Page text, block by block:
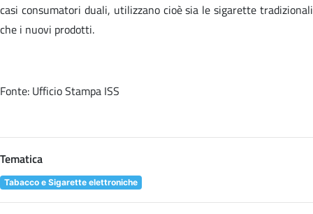
casi consumatori duali, utilizzano cioè sia le sigarette tradizionali
che i nuovi prodotti.
Fonte: Ufficio Stampa ISS
Tematica
Tabacco e Sigarette elettroniche